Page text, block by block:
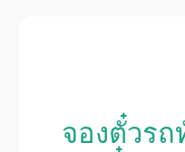
จองตั๋วรถ